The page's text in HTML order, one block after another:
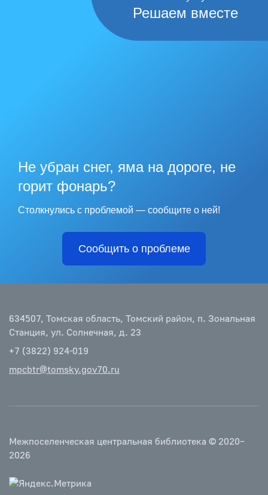
Решаем вместе
Не убран снег, яма на дороге, не
горит фонарь?
Столкнулись с проблемой — сообщите о ней!
Сообщить о проблеме
634507, Томская область, Томский район, п. Зональная
Станция, ул. Солнечная, д. 23
+7 (3822) 924-019
mpcbtr@tomsky.gov70.ru
Межпоселенческая центральная библиотека © 2020–
2026